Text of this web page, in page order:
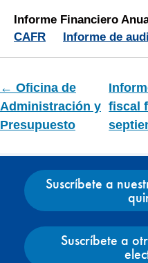
Informe Financiero
CAFR
Informe de
← Oficina de
Administración y
Presupuesto
fiscal
Suscríbete a
Suscríbete a